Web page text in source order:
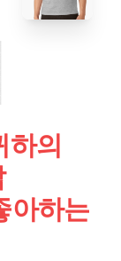
의
아하는